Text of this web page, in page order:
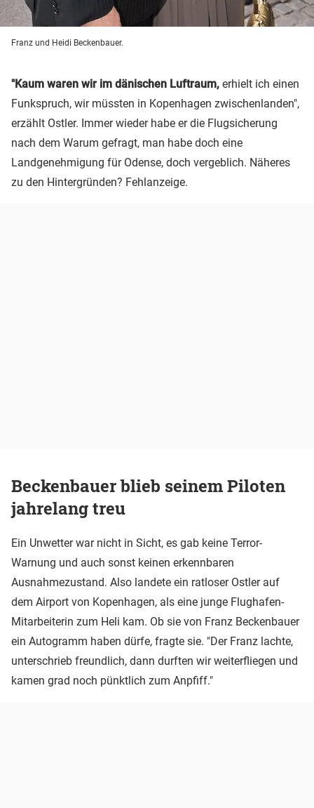
Franz und Heidi Beckenbauer.
"Kaum waren wir im dänischen Luftraum, erhielt ich einen
Funkspruch, wir müssten in Kopenhagen zwischenlanden",
erzählt Ostler. Immer wieder habe er die Flugsicherung
nach dem Warum gefragt, man habe doch eine
Landgenehmigung für Odense, doch vergeblich. Näheres
zu den Hintergründen? Fehlanzeige.
Beckenbauer blieb seinem Piloten
jahrelang treu
Ein Unwetter war nicht in Sicht, es gab keine Terror-
Warnung und auch sonst keinen erkennbaren
Ausnahmezustand. Also landete ein ratloser Ostler auf
dem Airport von Kopenhagen, als eine junge Flughafen-
Mitarbeiterin zum Heli kam. Ob sie von Franz Beckenbauer
ein Autogramm haben dürfe, fragte sie. "Der Franz lachte,
unterschrieb freundlich, dann durften wir weiterfliegen und
kamen grad noch pünktlich zum Anpfiff."